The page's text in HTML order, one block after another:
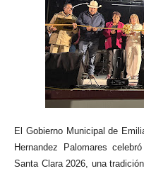
El Gobierno Municipal de
Hernandez Palomares
Santa Clara 2026, una